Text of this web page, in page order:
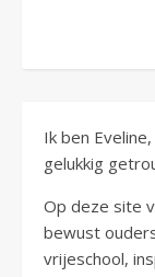
Ik ben
gelukkig
Op deze site
bewust
vrijeschool,